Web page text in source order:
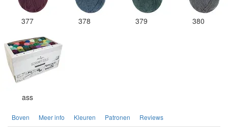
377 378 379 380
ass
Boven Meer info Kleuren Patronen Reviews